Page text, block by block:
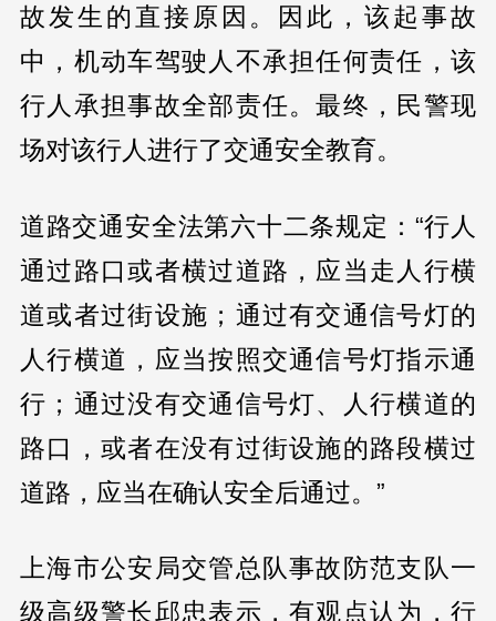
故发生的直接原因。因此，该起事故
中，机动车驾驶人不承担任何责任，该
行人承担事故全部责任。最终，民警现
场对该行人进行了交通安全教育。
道路交通安全法第六十二条规定：“行人
通过路口或者横过道路，应当走人行横
道或者过街设施；通过有交通信号灯的
人行横道，应当按照交通信号灯指示通
行；通过没有交通信号灯、人行横道的
路口，或者在没有过街设施的路段横过
道路，应当在确认安全后通过。”
上海市公安局交管总队事故防范支队一
级高级警长邱忠表示，有观点认为，行